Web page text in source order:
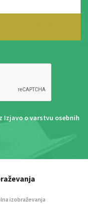
Izjavo o varstvu osebnih
izobraževanja